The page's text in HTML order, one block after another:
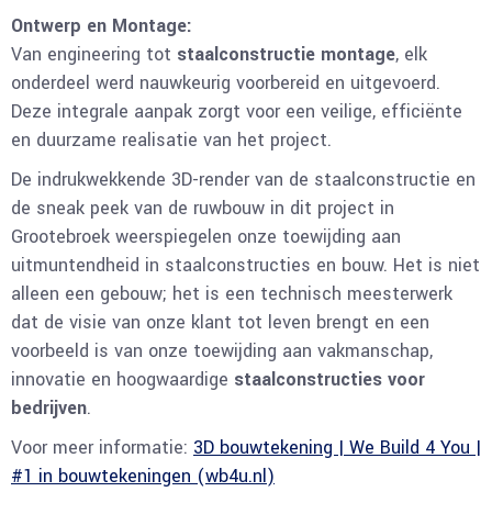
Ontwerp en Montage:
Van engineering tot staalconstructie montage, elk
onderdeel werd nauwkeurig voorbereid en uitgevoerd.
Deze integrale aanpak zorgt voor een veilige, efficiënte
en duurzame realisatie van het project.
De indrukwekkende 3D-render van de staalconstructie en
de sneak peek van de ruwbouw in dit project in
Grootebroek weerspiegelen onze toewijding aan
uitmuntendheid in staalconstructies en bouw. Het is niet
alleen een gebouw; het is een technisch meesterwerk
dat de visie van onze klant tot leven brengt en een
voorbeeld is van onze toewijding aan vakmanschap,
innovatie en hoogwaardige staalconstructies voor
bedrijven.
Voor meer informatie: 3D bouwtekening | We Build 4 You |
#1 in bouwtekeningen (wb4u.nl)